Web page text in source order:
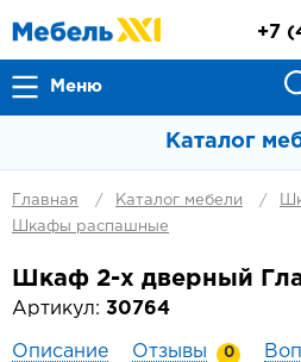
Меню
+7
Каталог
Главная Каталог мебели
Шкафы распашные
Шкаф 2-х дверный
Артикул: 30764
Описание Отзывы 0